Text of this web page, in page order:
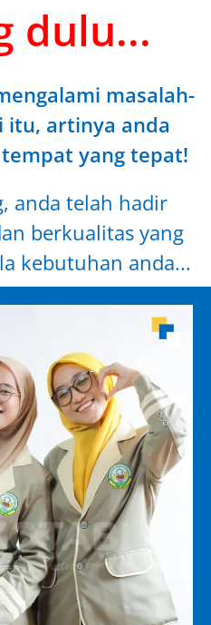
dulu...
masalah-
itu, artinya anda
yang tepat!
anda telah hadir
berkualitas yang
kebutuhan anda...